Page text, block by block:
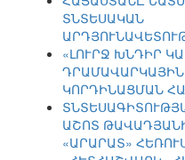
ՏՆՏԵՍԱԿԱՆ
«ԼՈՒՐՋ ԽՆԴԻՐ
ԿՈՐԴԻՆԱՑՄԱՆ
ԱՇՈՏ
«ԱՐԱՐԱՏ»